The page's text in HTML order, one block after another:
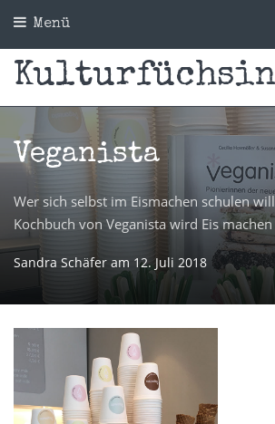
Menü
Kulturfüchsin
Veganista
Wer sich selbst im Eismachen schulen
Kochbuch von Veganista wird Eis
Sandra Schäfer am 12. Juli 2018